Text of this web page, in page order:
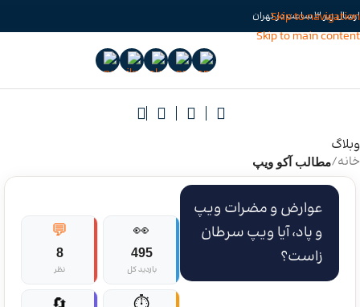
Skip to navigation
Skip to main content
ارسال زیر 3 ساعت در تهران
وبلاگ
خانه/مطالب آکو ویپ
عوارض و مضرات ویپ
و پاد، آیا ویپ سرطان
زاست؟
👀
495
بازدید کل
💬
8
نظر